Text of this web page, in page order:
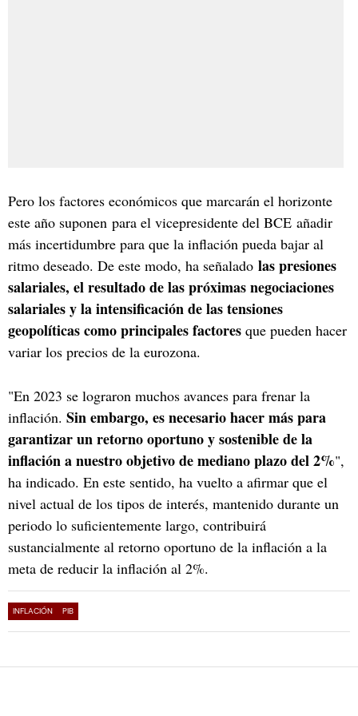
Pero los factores económicos que marcarán el horizonte
este año suponen para el vicepresidente del BCE añadir
más incertidumbre para que la inflación pueda bajar al
ritmo deseado. De este modo, ha señalado las presiones
salariales, el resultado de las próximas negociaciones
salariales y la intensificación de las tensiones
geopolíticas como principales factores que pueden hacer
variar los precios de la eurozona.
"En 2023 se lograron muchos avances para frenar la
inflación. Sin embargo, es necesario hacer más para
garantizar un retorno oportuno y sostenible de la
inflación a nuestro objetivo de mediano plazo del 2%",
ha indicado. En este sentido, ha vuelto a afirmar que el
nivel actual de los tipos de interés, mantenido durante un
periodo lo suficientemente largo, contribuirá
sustancialmente al retorno oportuno de la inflación a la
meta de reducir la inflación al 2%.
INFLACIÓN PIB